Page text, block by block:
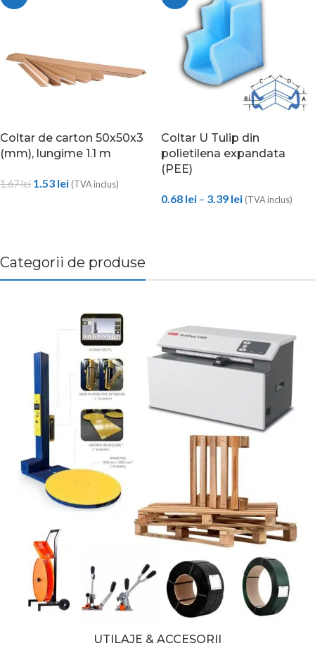
Coltar de carton 50x50x3
(mm), lungime 1.1 m
1.67lei 1.53 lei (TVA inclus)
Coltar U Tulip din
polietilena expandata
(PEE)
0.68 lei – 3.39 lei (TVA inclus)
Categorii de produse
UTILAJE & ACCESORII